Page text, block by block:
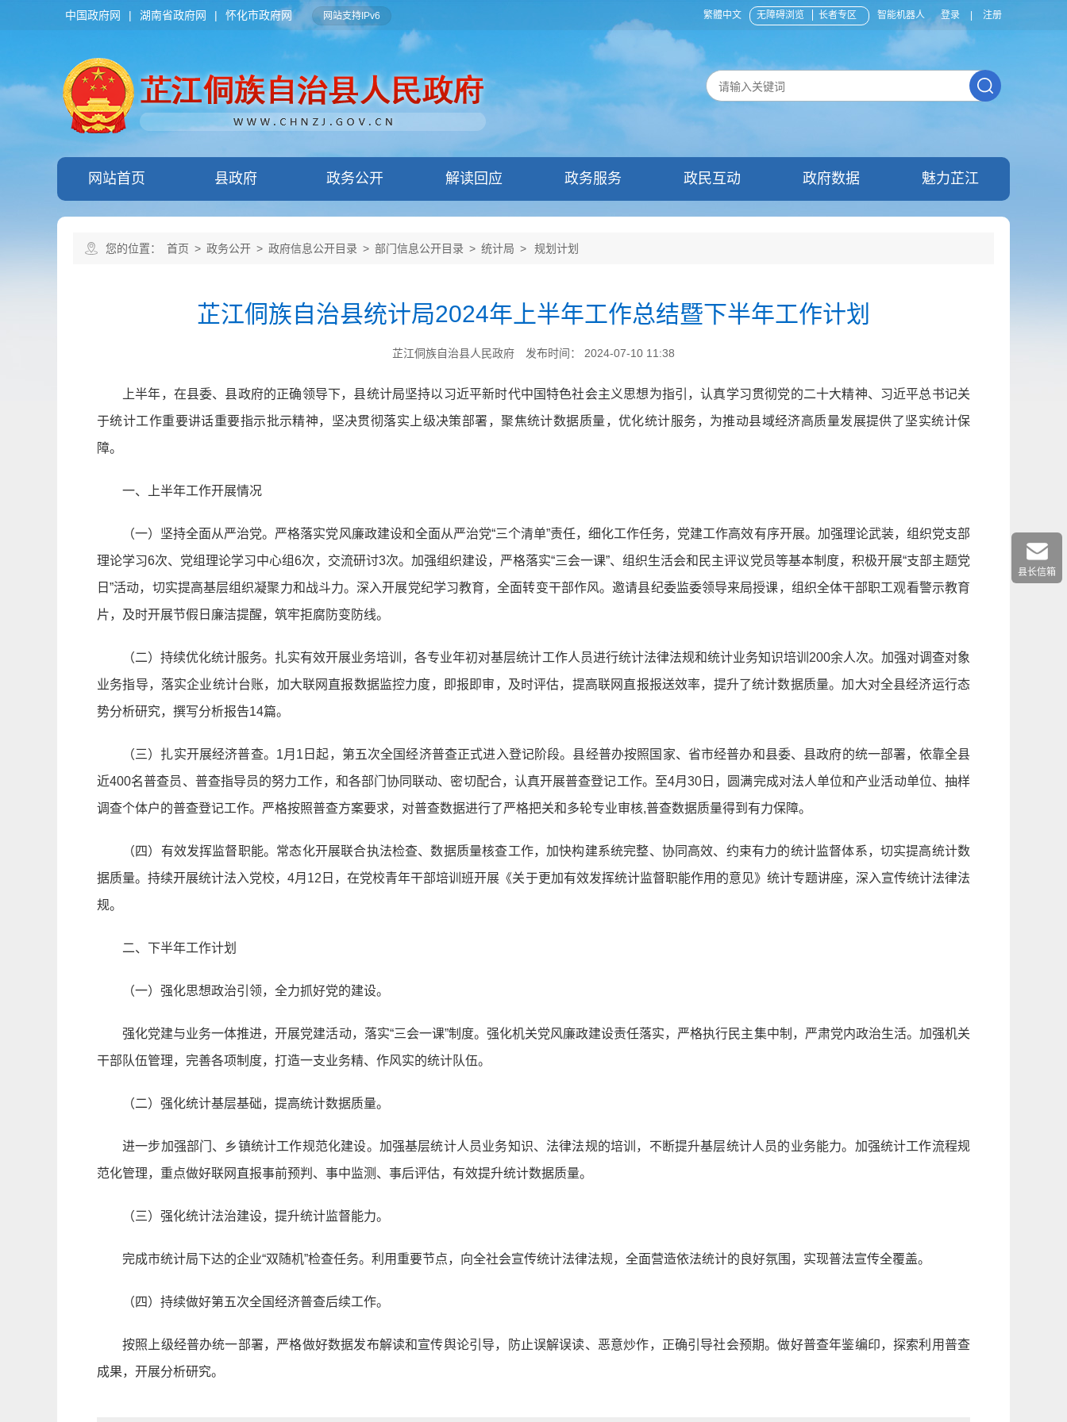
繁體中文 无障碍浏览 长者专区 智能机器人 登录 注册
中国政府网 | 湖南省政府网 | 怀化市政府网 网站支持IPv6
网站首页 县政府 政务公开 解读回应 政务服务 政民互动 政府数据 魅力芷江
您的位置： 首页 > 政务公开 > 政府信息公开目录 > 部门信息公开目录 > 统计局 > 规划计划
芷江侗族自治县统计局2024年上半年工作总结暨下半年工作计划
芷江侗族自治县人民政府 发布时间： 2024-07-10 11:38
上半年，在县委、县政府的正确领导下，县统计局坚持以习近平新时代中国特色社会主义思想为指引，认真学习贯彻党的二十大精神、习近平总书记关
于统计工作重要讲话重要指示批示精神，坚决贯彻落实上级决策部署，聚焦统计数据质量，优化统计服务，为推动县域经济高质量发展提供了坚实统计保
障。
一、上半年工作开展情况
（一）坚持全面从严治党。严格落实党风廉政建设和全面从严治党“三个清单”责任，细化工作任务，党建工作高效有序开展。加强理论武装，组织党支部
理论学习6次、党组理论学习中心组6次，交流研讨3次。加强组织建设，严格落实“三会一课”、组织生活会和民主评议党员等基本制度，积极开展“支部主题党
日”活动，切实提高基层组织凝聚力和战斗力。深入开展党纪学习教育，全面转变干部作风。邀请县纪委监委领导来局授课，组织全体干部职工观看警示教育
片，及时开展节假日廉洁提醒，筑牢拒腐防变防线。
（二）持续优化统计服务。扎实有效开展业务培训，各专业年初对基层统计工作人员进行统计法律法规和统计业务知识培训200余人次。加强对调查对象
业务指导，落实企业统计台账，加大联网直报数据监控力度，即报即审，及时评估，提高联网直报报送效率，提升了统计数据质量。加大对全县经济运行态
势分析研究，撰写分析报告14篇。
（三）扎实开展经济普查。1月1日起，第五次全国经济普查正式进入登记阶段。县经普办按照国家、省市经普办和县委、县政府的统一部署，依靠全县
近400名普查员、普查指导员的努力工作，和各部门协同联动、密切配合，认真开展普查登记工作。至4月30日，圆满完成对法人单位和产业活动单位、抽样
调查个体户的普查登记工作。严格按照普查方案要求，对普查数据进行了严格把关和多轮专业审核,普查数据质量得到有力保障。
（四）有效发挥监督职能。常态化开展联合执法检查、数据质量核查工作，加快构建系统完整、协同高效、约束有力的统计监督体系，切实提高统计数
据质量。持续开展统计法入党校，4月12日，在党校青年干部培训班开展《关于更加有效发挥统计监督职能作用的意见》统计专题讲座，深入宣传统计法律法
规。
二、下半年工作计划
（一）强化思想政治引领，全力抓好党的建设。
强化党建与业务一体推进，开展党建活动，落实“三会一课”制度。强化机关党风廉政建设责任落实，严格执行民主集中制，严肃党内政治生活。加强机关
干部队伍管理，完善各项制度，打造一支业务精、作风实的统计队伍。
（二）强化统计基层基础，提高统计数据质量。
进一步加强部门、乡镇统计工作规范化建设。加强基层统计人员业务知识、法律法规的培训，不断提升基层统计人员的业务能力。加强统计工作流程规
范化管理，重点做好联网直报事前预判、事中监测、事后评估，有效提升统计数据质量。
（三）强化统计法治建设，提升统计监督能力。
完成市统计局下达的企业“双随机”检查任务。利用重要节点，向全社会宣传统计法律法规，全面营造依法统计的良好氛围，实现普法宣传全覆盖。
（四）持续做好第五次全国经济普查后续工作。
按照上级经普办统一部署，严格做好数据发布解读和宣传舆论引导，防止误解误读、恶意炒作，正确引导社会预期。做好普查年鉴编印，探索利用普查
成果，开展分析研究。
县长信箱